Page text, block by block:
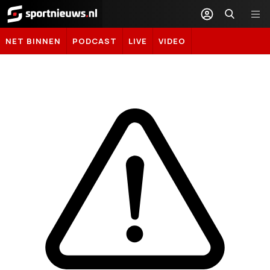
Sportnieuws.nl
NET BINNEN PODCAST LIVE VIDEO